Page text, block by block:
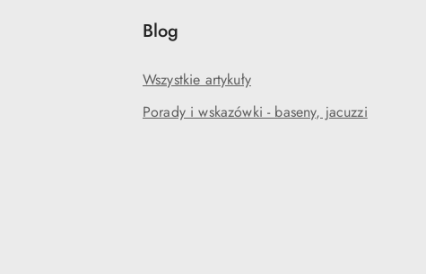
Blog
Wszystkie artykuły
Porady i wskazówki - baseny, jacuzzi